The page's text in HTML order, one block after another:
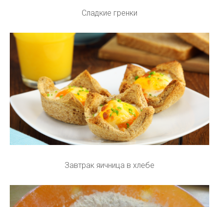
Сладкие гренки
Завтрак яичница в хлебе